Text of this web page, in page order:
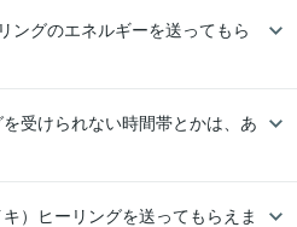
ングのエネルギーを送ってもら
受けられない時間帯とかは、あ
）ヒーリングを送ってもらえま